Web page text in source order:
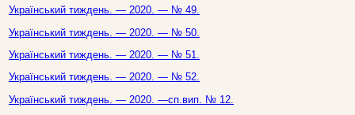
Український тиждень. — 2020. — № 49.
Український тиждень. — 2020. — № 50.
Український тиждень. — 2020. — № 51.
Український тиждень. — 2020. — № 52.
Український тиждень. — 2020. —сп.вип. № 12.